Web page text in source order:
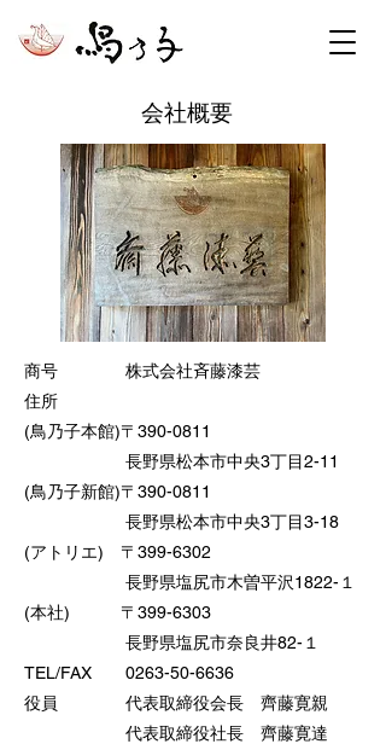
会社概要
商号 株式会社斉藤漆芸
住所
(鳥乃子本館)〒390-0811
長野県松本市中央3丁目2-11
(鳥乃子新館)〒390-0811
長野県松本市中央3丁目3-18
(アトリエ) 〒399-6302
長野県塩尻市木曽平沢1822-１
(本社) 〒399-6303
長野県塩尻市奈良井82-１
TEL/FAX
0263-50-6636
役員 代表取締役会長 齊藤寛親
代表取締役社長 齊藤寛達